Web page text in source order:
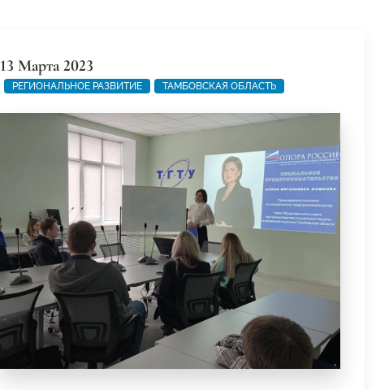
13 Марта 2023
РЕГИОНАЛЬНОЕ РАЗВИТИЕ ТАМБОВСКАЯ ОБЛАСТЬ